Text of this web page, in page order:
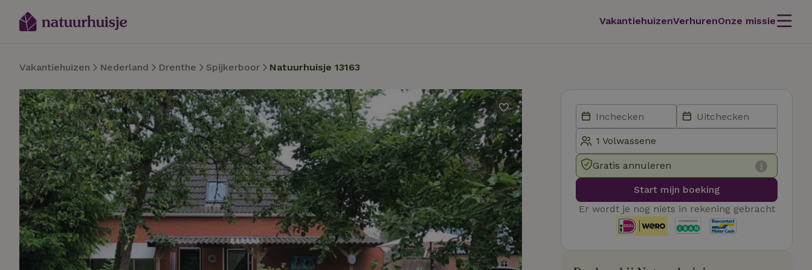
VakantiehuizenVerhurenOnze missie
Vakantiehuizen Nederland Drenthe Spijkerboor Natuurhuisje 13163
Gratis annuleren
Start mijn boeking
Er wordt je nog niets in rekening gebracht